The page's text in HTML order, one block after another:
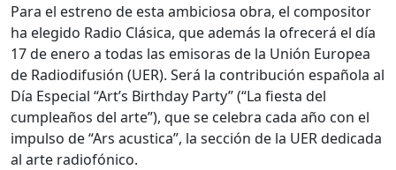
Para el estreno de esta ambiciosa obra, el compositor
ha elegido Radio Clásica, que además la ofrecerá el día
17 de enero a todas las emisoras de la Unión Europea
de Radiodifusión (UER). Será la contribución española al
Día Especial “Art’s Birthday Party” (“La fiesta del
cumpleaños del arte”), que se celebra cada año con el
impulso de “Ars acustica”, la sección de la UER dedicada
al arte radiofónico.